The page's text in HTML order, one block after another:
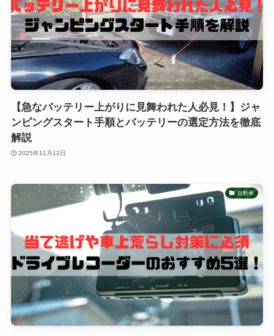
【急なバッテリー上がりに見舞われた人必見！】ジャ
ンピングスタート手順とバッテリーの選定方法を徹底
解説
2025年11月12日
自動車